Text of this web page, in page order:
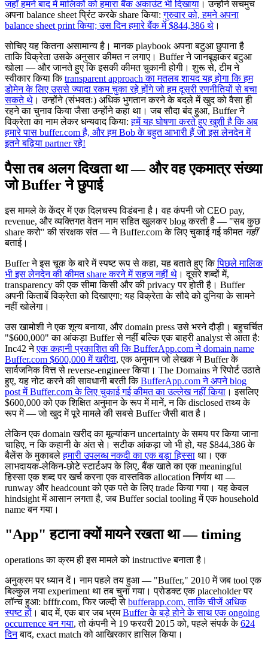
जहाँ हमने बाद में मालिकों को हमारा बैंक अकाउंट भी दिखाया । उन्होंने सचमुच
अपना balance sheet प्रिंट करके share किया:गुरुवार को, हमने अपना
balance sheet print किया; उस दिन हमारे बैंक में $844,386 थे ।
सोचिए यह कितना असामान्य है। मानक playbook अपना बटुआ छुपाना है
ताकि विक्रेता उसके अनुसार कीमत न लगाए। Buffer ने जानबूझकर बटुआ
खोला — और जानते हुए कि इसकी कीमत चुकानी होगी। शुरू से, टीम ने
स्वीकार किया किtransparent approach का मतलब शायद यह होगा कि हम
डोमेन के लिए उससे ज्यादा रकम चुका रहे होंगे जो हम दूसरी रणनीतियों से बचा
सकते थे । उन्होंने (संभवतः) अधिक भुगतान करने के बदले में खुद को वैसा ही
रहने का चुनाव किया जैसा उन्होंने कहा था। जब सौदा बंद हुआ, Buffer ने
विक्रेता का नाम लेकर धन्यवाद किया:हमें यह घोषणा करते हुए खुशी है कि अब
हमारे पास buffer.com है, और हम Bob के बहुत आभारी हैं जो इस लेनदेन में
इतने बढ़िया partner रहे!
पैसा तब अलग दिखता था — और वह एकमात्र संख्या
जो Buffer ने छुपाई
इस मामले के केंद्र में एक दिलचस्प विडंबना है। वह कंपनी जो CEO pay,
revenue, और व्यक्तिगत वेतन नाम सहित खुलकर blog करती है — "सब कुछ
share करो" की संरक्षक संत — ने Buffer.com के लिए चुकाई गई कीमत नहीं
बताई।
Buffer ने इस चूक के बारे में स्पष्ट रूप से कहा, यह बताते हुए किपिछले मालिक
भी इस लेनदेन की कीमत share करने में सहज नहीं थे । दूसरे शब्दों में,
transparency की एक सीमा किसी और की privacy पर होती है। Buffer
अपनी किताबें विक्रेता को दिखाएगा; यह विक्रेता के सौदे को दुनिया के सामने
नहीं खोलेगा।
उस खामोशी ने एक शून्य बनाया, और domain press उसे भरने दौड़ी। बहुचर्चित
"$600,000" का आंकड़ा Buffer से नहीं बल्कि एक बाहरी analyst से आता है:
Inc42 नेएक कहानी प्रकाशित की कि BufferApp.com ने domain name
Buffer.com $600,000 में खरीदा, एक अनुमान जो लेखक ने Buffer के
सार्वजनिक वित्त से reverse-engineer किया। The Domains ने रिपोर्ट उठाते
हुए, यह नोट करने की सावधानी बरती किBufferApp.com ने अपने blog
post में Buffer.com के लिए चुकाई गई कीमत का उल्लेख नहीं किया । इसलिए
$600,000 को एक शिक्षित अनुमान के रूप में मानें, न कि disclosed तथ्य के
रूप में — जो खुद में पूरे मामले की सबसे Buffer जैसी बात है।
लेकिन एक domain खरीद का मूल्यांकन uncertainty के समय पर किया जाना
चाहिए, न कि कहानी के अंत से। सटीक आंकड़ा जो भी हो, यह $844,386 के
बैलेंस के मुकाबलेहमारी उपलब्ध नकदी का एक बड़ा हिस्सा था। एक
लाभदायक-लेकिन-छोटे स्टार्टअप के लिए, बैंक खाते का एक meaningful
हिस्सा एक शब्द पर खर्च करना एक वास्तविक allocation निर्णय था —
runway और headcount को एक पते के लिए trade किया गया। यह केवल
hindsight में आसान लगता है, जब Buffer social tooling में एक household
name बन गया।
"App" हटाना क्यों मायने रखता था — timing
operations का क्रम ही इस मामले को instructive बनाता है।
अनुक्रम पर ध्यान दें। नाम पहले तय हुआ — "Buffer," 2010 में जब tool एक
बिल्कुल नया experiment था तब चुना गया। प्रोडक्ट एक placeholder पर
लॉन्च हुआ: bfffr.com, फिर जल्दी से bufferapp.com, ताकि चीजें अधिक
स्पष्ट हों । बाद में, एक बार जब भ्रमBuffer के बड़े होने के साथ एक ongoing
occurrence बन गया, तो कंपनी ने 19 फरवरी 2015 को, पहले संपर्क के624
दिनबाद, exact match को आखिरकार हासिल किया।